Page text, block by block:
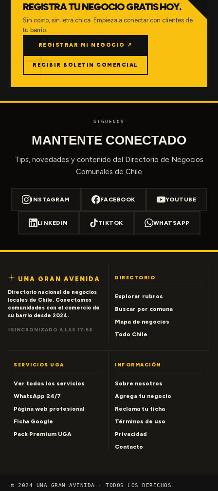
REGISTRA TU NEGOCIO GRATIS HOY.
Sin costo, sin letra chica. Empieza a conectar con clientes de
tu barrio.
REGISTRAR MI NEGOCIO ↗
RECIBIR BOLETIN COMERCIAL
SÍGUENOS
MANTENTE CONECTADO
Tips, novedades y contenido del Directorio de Negocios
Comunales de Chile
INSTAGRAM FACEBOOK YOUTUBE
LINKEDIN TIKTOK WHATSAPP
UNA GRAN AVENIDA
Directorio nacional de negocios
locales de Chile. Conectamos
comunidades con el comercio de
su barrio desde 2024.
SINCRONIZADO A LAS 17:56
DIRECTORIO
Explorar rubros
Buscar por comuna
Mapa de negocios
Todo Chile
SERVICIOS UGA
Ver todos los servicios
WhatsApp 24/7
Página web profesional
Ficha Google
Pack Premium UGA
INFORMACIÓN
Sobre nosotros
Agrega tu negocio
Reclama tu ficha
Términos de uso
Privacidad
Contacto
© 2024 UNA GRAN AVENIDA · TODOS LOS DERECHOS